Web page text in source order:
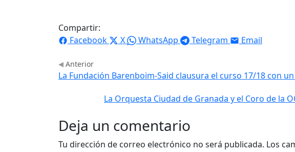
Compartir:
Facebook
X WhatsApp Telegram Email
Anterior
La Fundación Barenboim-Said clausura el curso 17/18 con
La Orquesta Ciudad de Granada y el Coro de la
Deja un comentario
Tu dirección de correo electrónico no será publicada. Los